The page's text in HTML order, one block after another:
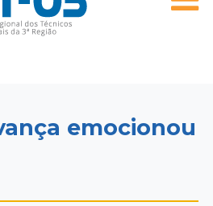
emocionou